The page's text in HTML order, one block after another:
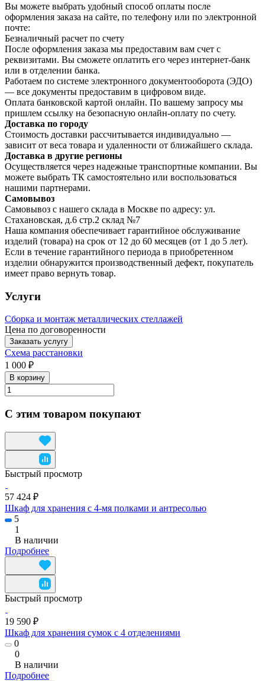
Вы можете выбрать удобный способ оплаты после
оформления заказа на сайте, по телефону или по электронной
почте:
Безналичный расчет по счету
После оформления заказа мы предоставим вам счет с
реквизитами. Вы сможете оплатить его через интернет-банк
или в отделении банка.
Работаем по системе электронного документооборота (ЭДО)
— все документы предоставим в цифровом виде.
Оплата банковской картой онлайн. По вашему запросу мы
пришлем ссылку на безопасную онлайн-оплату по счету.
Доставка по городу
Стоимость доставки рассчитывается индивидуально —
зависит от веса товара и удаленности от ближайшего склада.
Доставка в другие регионы
Осуществляется через надежные транспортные компании. Вы
можете выбрать ТК самостоятельно или воспользоваться
нашими партнерами.
Самовывоз
Самовывоз с нашего склада в Москве по адресу: ул.
Стахановская, д.6 стр.2 склад №7
Наша компания обеспечивает гарантийное обслуживание
изделий (товара) на срок от 12 до 60 месяцев (от 1 до 5 лет).
Если в течение гарантийного периода в приобретенном
изделии обнаружится производственный дефект, покупатель
имеет право вернуть товар.
Услуги
Сборка и монтаж металлических стеллажей
Цена по договоренности
Заказать услугу
Схема расстановки
1 000 ₽
В корзину
С этим товаром покупают
Быстрый просмотр
57 424 ₽
Шкаф для хранения с 4-мя полками и антресолью
5
1
В наличии
Подробнее
Быстрый просмотр
19 590 ₽
Шкаф для хранения сумок с 4 отделениями
0
0
В наличии
Подробнее